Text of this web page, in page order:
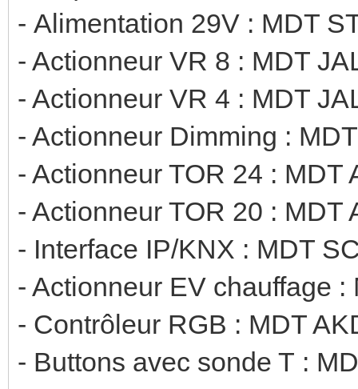
- Alimentation 29V : MDT
- Actionneur VR 8 : MDT
- Actionneur VR 4 : MDT
- Actionneur Dimming :
- Actionneur TOR 24 :
- Actionneur TOR 20 :
- Interface IP/KNX : MDT
- Actionneur EV
- Contrôleur RGB : MDT
- Buttons avec sonde T :